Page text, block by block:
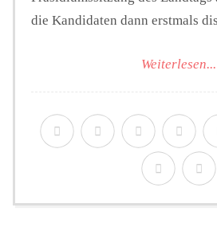
die Kandidaten dann erstmals
Weiterlesen...